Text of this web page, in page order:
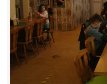
© 2026 eStránky.cz